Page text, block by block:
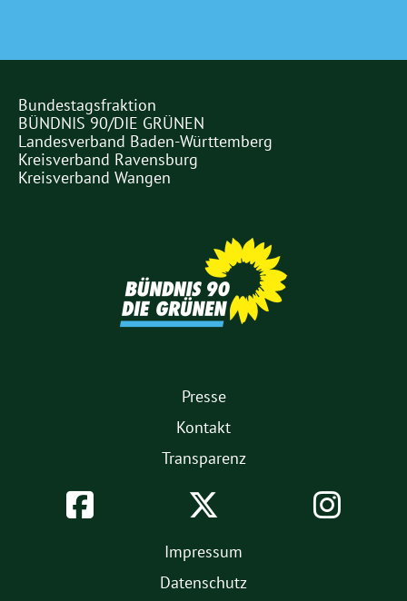
Partner
Links
Bundestagsfraktion
BÜNDNIS 90/DIE GRÜNEN
Landesverband Baden-Württemberg
Kreisverband Ravensburg
Kreisverband Wangen
Presse
Kontakt
Transparenz
Soziale
NetzwerkeFacebook
Impressum
Datenschutz